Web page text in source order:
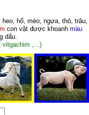
hổ, mèo, ngựa, thỏ, trâu,
con vật được khoanh màu
dấu.
vitgachim ,...)